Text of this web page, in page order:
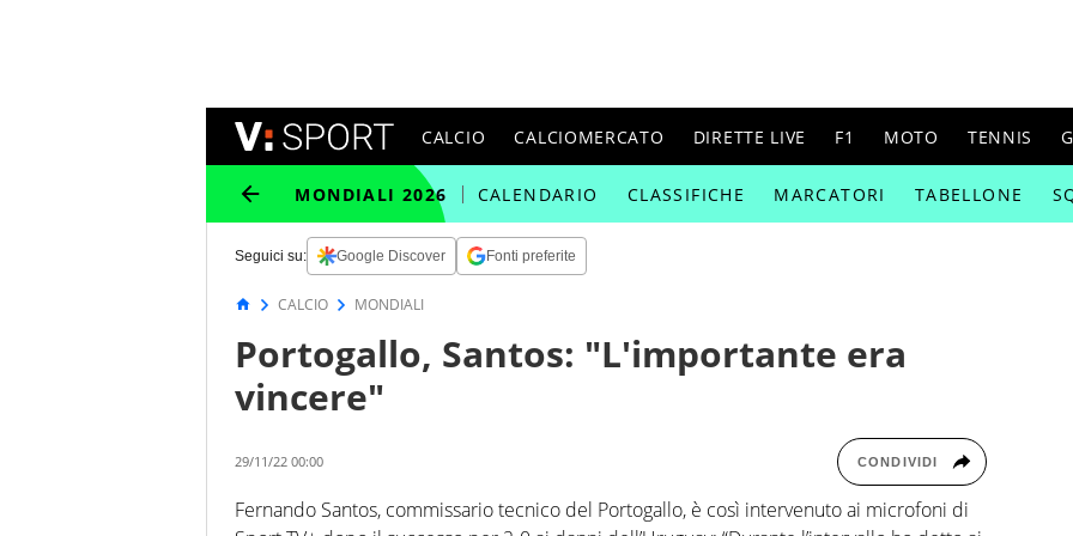
CALCIO CALCIOMERCATO DIRETTE LIVE F1 MOTO TENNIS
MONDIALI 2026 CALENDARIO CLASSIFICHE MARCATORI TABELLONE
Seguici su: Google Discover Fonti preferite
CALCIO MONDIALI
Portogallo, Santos: "L'importante era
vincere"
29/11/22 00:00 CONDIVIDI
Fernando Santos, commissario tecnico del Portogallo, è così intervenuto ai microfoni di